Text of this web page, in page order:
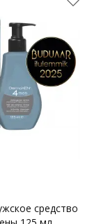
средство